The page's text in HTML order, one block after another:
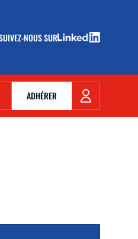
NOUS SUR
FENÊTRE)
FENÊTRE)
ADHÉRER